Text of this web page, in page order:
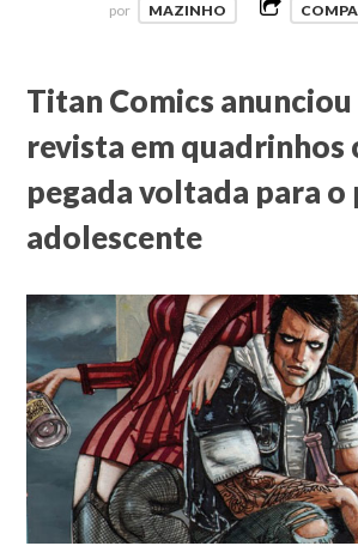
por MAZINHO
Titan Comics anunciou
revista em quadrinhos
pegada voltada para o
adolescente